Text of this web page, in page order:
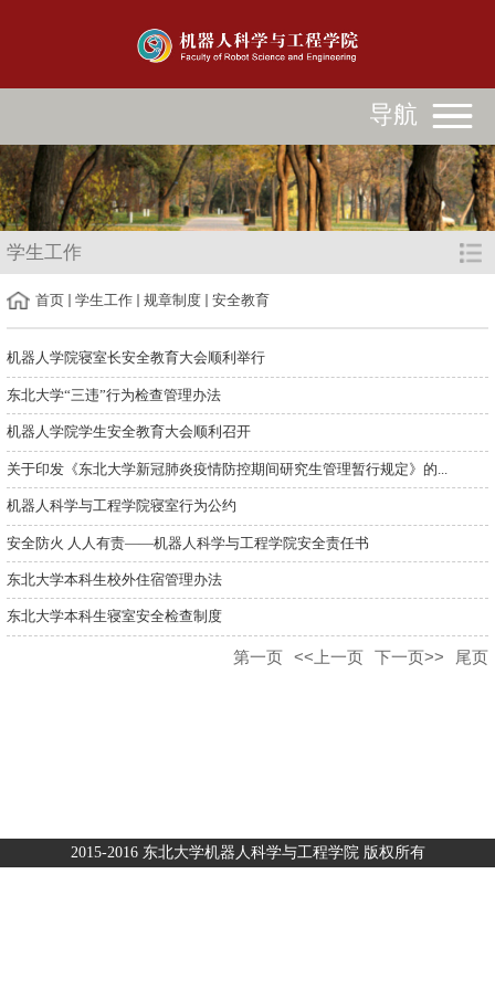
导航
学生工作
首页 学生工作 规章制度 安全教育
机器人学院寝室长安全教育大会顺利举行
东北大学“三违”行为检查管理办法
机器人学院学生安全教育大会顺利召开
关于印发《东北大学新冠肺炎疫情防控期间研究生管理暂行规定》的...
机器人科学与工程学院寝室行为公约
安全防火 人人有责——机器人科学与工程学院安全责任书
东北大学本科生校外住宿管理办法
东北大学本科生寝室安全检查制度
第一页 <<上一页 下一页>> 尾页
2015-2016 东北大学机器人科学与工程学院 版权所有